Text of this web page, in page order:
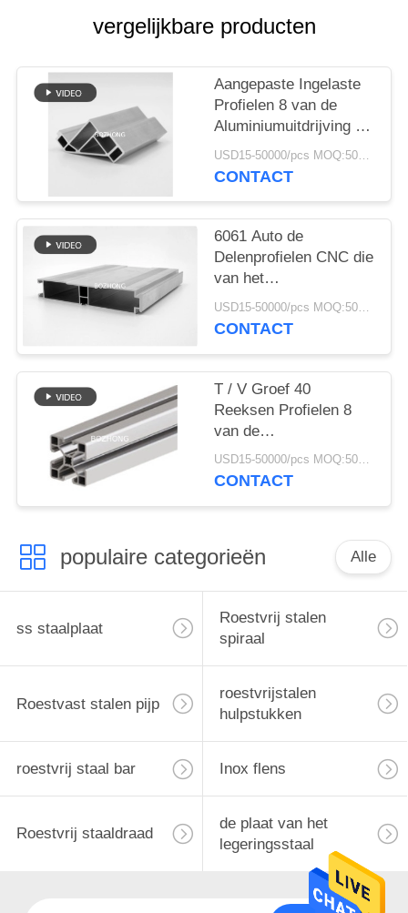
POLICYvergelijkbare producten
Aangepaste Ingelaste
Profielen 8 van de
Aluminiumuitdrijving -
4040R voor
Structurenkader
USD15-50000/pcs MOQ:500kg
CONTACT
6061 Auto de
Delenprofielen CNC die
van het
legeringsaluminium
Hoge Precisie
USD15-50000/pcs MOQ:500kg
CONTACT
T / V Groef 40
Reeksen Profielen 8
van de
aluminiumuitdrijving -
4040SL
USD15-50000/pcs MOQ:500kg
CONTACT
populaire categorieën Alle
ss staalplaat
Roestvrij stalen
spiraal
Roestvast stalen pijp
roestvrijstalen
hulpstukken
roestvrij staal bar Inox flens
Roestvrij staaldraad
de plaat van het
legeringsstaal